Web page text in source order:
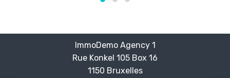
ImmoDemo Agency 1
—
Rue Konkel 105 Box 16
—
1150 Bruxelles